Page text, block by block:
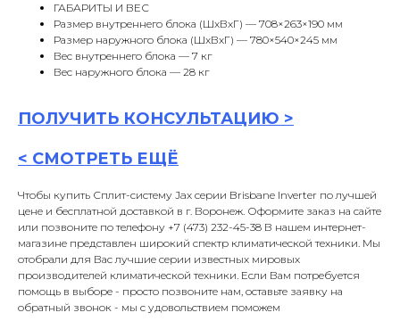
ГАБАРИТЫ И ВЕС
Размер внутреннего блока (ШxВxГ) — 708×263×190 мм
Размер наружного блока (ШxВxГ) — 780×540×245 мм
Вес внутреннего блока — 7 кг
Вес наружного блока — 28 кг
ПОЛУЧИТЬ КОНСУЛЬТАЦИЮ >
< СМОТРЕТЬ ЕЩЁ
Чтобы купить Сплит-систему Jax серии Brisbane Inverter по лучшей
цене и бесплатной доставкой в г. Воронеж. Оформите заказ на сайте
или позвоните по телефону +7 (473) 232-45-38 В нашем интернет-
магазине представлен широкий спектр климатической техники. Мы
отобрали для Вас лучшие серии известных мировых
производителей климатической техники. Если Вам потребуется
помощь в выборе - просто позвоните нам, оставьте заявку на
обратный звонок - мы с удовольствием поможем